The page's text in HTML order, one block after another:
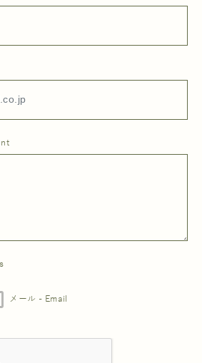
メール - Email